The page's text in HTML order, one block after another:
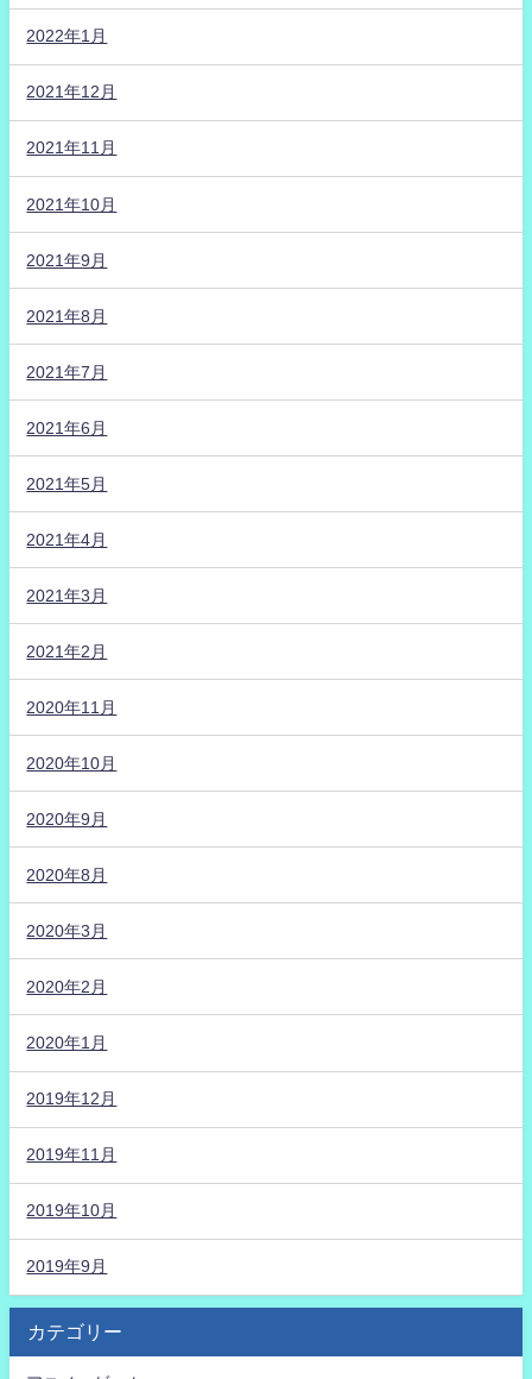
2022年1月
2021年12月
2021年11月
2021年10月
2021年9月
2021年8月
2021年7月
2021年6月
2021年5月
2021年4月
2021年3月
2021年2月
2020年11月
2020年10月
2020年9月
2020年8月
2020年3月
2020年2月
2020年1月
2019年12月
2019年11月
2019年10月
2019年9月
カテゴリー